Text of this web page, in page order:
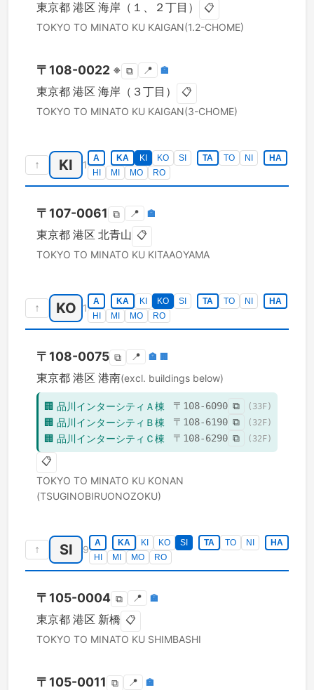
東京都 港区 海岸（１、２丁目） 📋
TOKYO TO MINATO KU KAIGAN(1.2-CHOME)
〒 108-0022 ※ ⧉ 📍 🏣
東京都 港区 海岸（３丁目） 📋
TOKYO TO MINATO KU KAIGAN(3-CHOME)
↑ KI 1
A KA KI KO SI TA TO NI
HA
HI
MI MO RO
〒 107-0061 ⧉ 📍 🏣
東京都 港区 北青山 📋
TOKYO TO MINATO KU KITAAOYAMA
↑ KO 1
A KA KI KO SI TA TO NI
HA
HI
MI MO RO
〒 108-0075 ⧉ 📍 🏣 🏢
東京都 港区 港南(excl. buildings below)
🏢 品川インターシティＡ棟 〒 108-6090 ⧉ ( 33F)
🏢 品川インターシティＢ棟 〒 108-6190 ⧉ ( 32 F)
🏢 品川インターシティＣ棟 〒 108-6290 ⧉ ( 32 F)
📋
TOKYO TO MINATO KU KONAN
(TSUGINOBIRUONOZOKU)
↑ SI 9
A KA KI KO SI TA TO NI
HA
HI
MI MO RO
〒 105-0004 ⧉ 📍 🏣
東京都 港区 新橋 📋
TOKYO TO MINATO KU SHIMBASHI
〒 105-0011 ⧉ 📍 🏣